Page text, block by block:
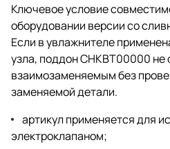
Ключевое условие
оборудовании версии со
Если в увлажнителе
узла, поддон CHKBT00000 не
взаимозаменяемым без
заменяемой детали.
артикул применяется для
электроклапаном;